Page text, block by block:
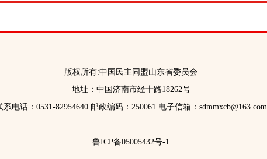
版权所有:中国民主同盟山东省委员会
地址：中国济南市经十路18262号
系电话：0531-82954640 邮政编码：250061 电子信箱：sdmmxcb@163.com
鲁ICP备05005432号-1